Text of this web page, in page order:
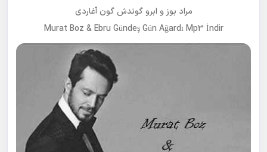
مراد بوز و ابرو گوندش گون آغاردی
Murat Boz & Ebru Gündeş Gün Ağardı Mp3 İndir